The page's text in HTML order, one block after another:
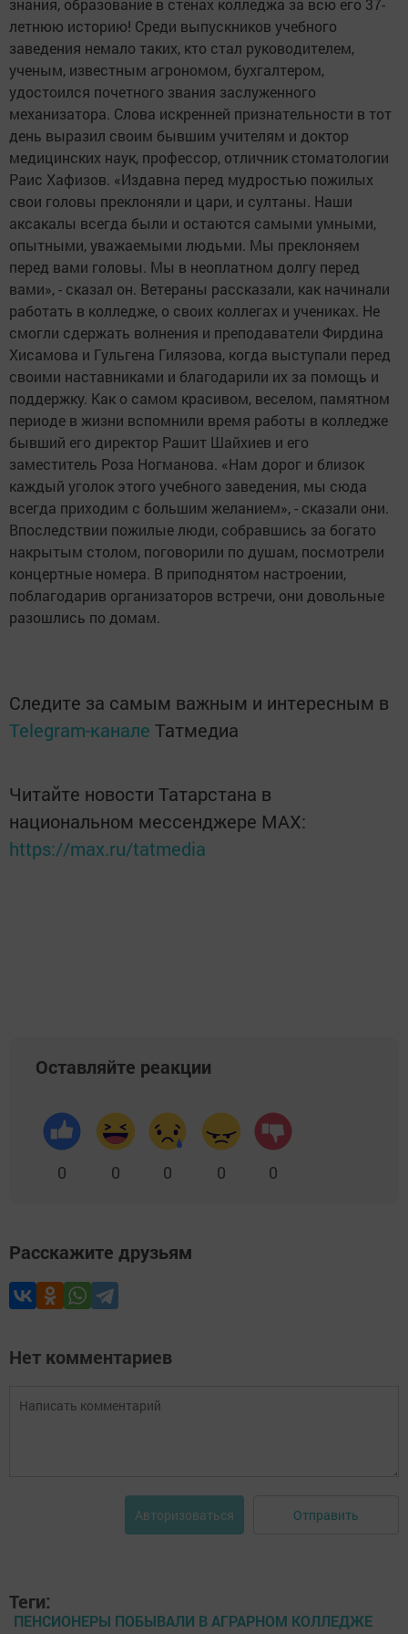
знания, образование в стенах колледжа за всю его 37-
летнюю историю! Среди выпускников учебного
заведения немало таких, кто стал руководителем,
ученым, известным агрономом, бухгалтером,
удостоился почетного звания заслуженного
механизатора. Слова искренней признательности в тот
день выразил своим бывшим учителям и доктор
медицинских наук, профессор, отличник стоматологии
Раис Хафизов. «Издавна перед мудростью пожилых
свои головы преклоняли и цари, и султаны. Наши
аксакалы всегда были и остаются самыми умными,
опытными, уважаемыми людьми. Мы преклоняем
перед вами головы. Мы в неоплатном долгу перед
вами», - сказал он. Ветераны рассказали, как начинали
работать в колледже, о своих коллегах и учениках. Не
смогли сдержать волнения и преподаватели Фирдина
Хисамова и Гульгена Гилязова, когда выступали перед
своими наставниками и благодарили их за помощь и
поддержку. Как о самом красивом, веселом, памятном
периоде в жизни вспомнили время работы в колледже
бывший его директор Рашит Шайхиев и его
заместитель Роза Ногманова. «Нам дорог и близок
каждый уголок этого учебного заведения, мы сюда
всегда приходим с большим желанием», - сказали они.
Впоследствии пожилые люди, собравшись за богато
накрытым столом, поговорили по душам, посмотрели
концертные номера. В приподнятом настроении,
поблагодарив организаторов встречи, они довольные
разошлись по домам.
Следите за самым важным и интересным в
Telegram-канале Татмедиа
Читайте новости Татарстана в
национальном мессенджере MАХ:
https://max.ru/tatmedia
Оставляйте реакции
0 0 0 0 0
Расскажите друзьям
Нет комментариев
Авторизоваться Отправить
Теги:
ПЕНСИОНЕРЫ ПОБЫВАЛИ В АГРАРНОМ КОЛЛЕДЖЕ